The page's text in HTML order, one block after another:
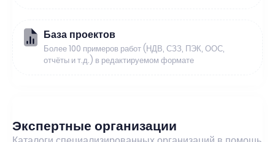
База проектов
Более 100 примеров работ (НДВ, СЗЗ, ПЭК, ООС,
отчёты и т.д.) в редактируемом формате
Экспертные организации